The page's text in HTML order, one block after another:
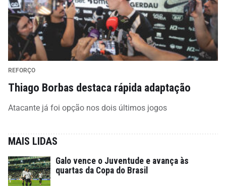
REFORÇO
Thiago Borbas destaca rápida adaptação
Atacante já foi opção nos dois últimos jogos
MAIS LIDAS
Galo vence o Juventude e avança às
quartas da Copa do Brasil